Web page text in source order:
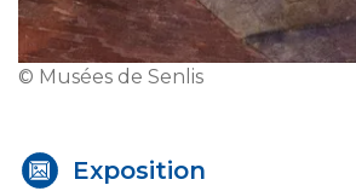
© Musées de Senlis
Exposition